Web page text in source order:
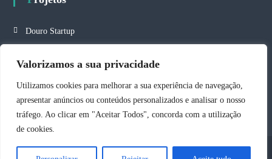
Valorizamos a sua privacidade
Utilizamos cookies para melhorar a sua experiência de navegação,
apresentar anúncios ou conteúdos personalizados e analisar o nosso
tráfego. Ao clicar em "Aceitar Todos", concorda com a utilização
de cookies.
Douro Startup
Política de Cookies
Política de privacidade
Copyright © 2026 All rights reserved. Theme: Flash by ThemeGrill.